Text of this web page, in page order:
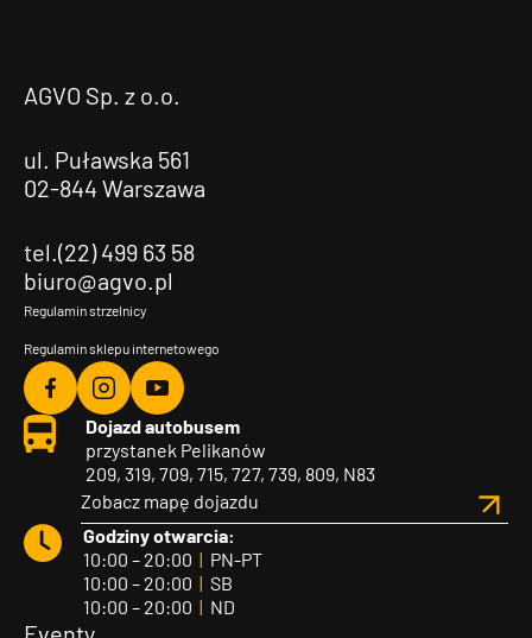
AGVO Sp. z o.o.
ul. Puławska 561
02-844 Warszawa
tel.(22) 499 63 58
biuro@agvo.pl
Regulamin strzelnicy
Regulamin sklepu internetowego
Agvo
Facebook
Agvo
Instagram
Agvo
YouTube
Dojazd autobusem
przystanek Pelikanów
209, 319, 709, 715, 727, 739, 809, N83
Zobacz mapę dojazdu
Godziny otwarcia:
10:00 – 20:00 | PN-PT
10:00 – 20:00 | SB
10:00 – 20:00 | ND